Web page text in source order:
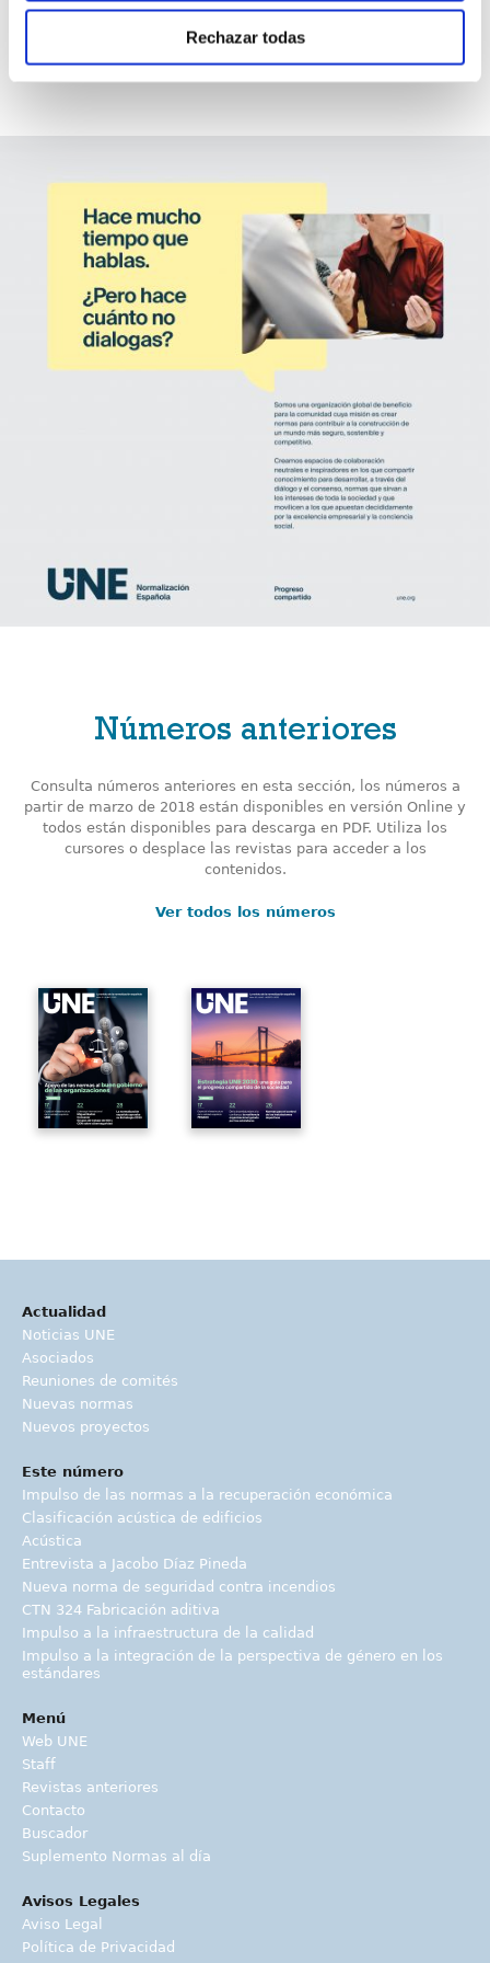
Rechazar todas
Números anteriores
Consulta números anteriores en esta sección, los números a
partir de marzo de 2018 están disponibles en versión Online y
todos están disponibles para descarga en PDF. Utiliza los
cursores o desplace las revistas para acceder a los
contenidos.
Ver todos los números
Actualidad
Noticias UNE
Asociados
Reuniones de comités
Nuevas normas
Nuevos proyectos
Este número
Impulso de las normas a la recuperación económica
Clasificación acústica de edificios
Acústica
Entrevista a Jacobo Díaz Pineda
Nueva norma de seguridad contra incendios
CTN 324 Fabricación aditiva
Impulso a la infraestructura de la calidad
Impulso a la integración de la perspectiva de género en los
estándares
Menú
Web UNE
Staff
Revistas anteriores
Contacto
Buscador
Suplemento Normas al día
Avisos Legales
Aviso Legal
Política de Privacidad